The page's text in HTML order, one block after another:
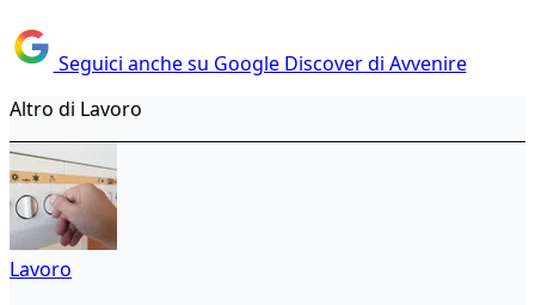
Seguici anche su Google Discover di Avvenire
Altro di Lavoro
Lavoro